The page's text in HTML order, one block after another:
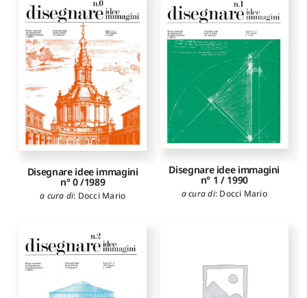
Granados Karina Medina
Romor Jessica,Bagnolo
Vincenzo,Pirinu Andrea
Empler Tommaso,Calvano
Michele,Caldarone Adriana
Attenni Martina,Griffo
Marika, Inglese Carlo
Ippolito Alfonso
Disegnare idee immagini
n° 0 /1989
a cura di: Docci Mario
Disegnare idee immagini
n° 1 / 1990
a cura di: Docci Mario